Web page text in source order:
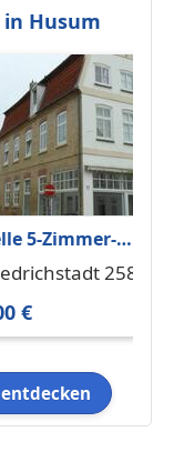
Husum
5-Zimmer-
in 25840
€